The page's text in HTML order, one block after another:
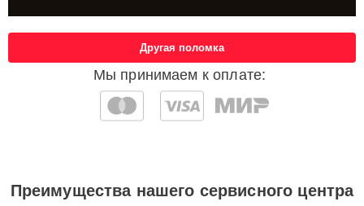
Мы принимаем к оплате:
Другая поломка
Преимущества нашего сервисного центра